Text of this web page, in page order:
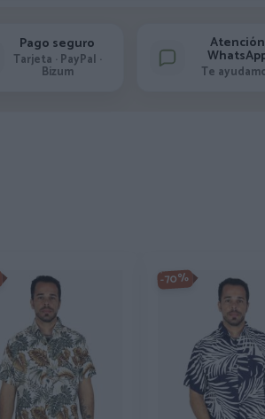
Pago seguro
Tarjeta · PayPal ·
Bizum
Atención
Te
-70%